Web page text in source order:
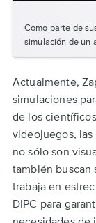
Como parte de
simulación de un
Actualmente,
simulaciones
de los
videojuegos, las
no sólo son
también buscan
trabaja en
DIPC para